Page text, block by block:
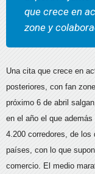
que crece en
zone y
Una cita que crece en
posteriores, con fan
próximo 6 de abril
en el año el que
4.200 corredores, de
países, con lo que
comercio. El medio